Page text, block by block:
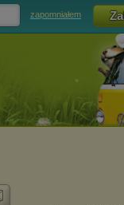
zapomniałem